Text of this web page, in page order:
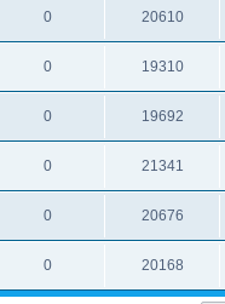
0 20610
0 19310
0 19692
0 21341
0 20676
0 20168